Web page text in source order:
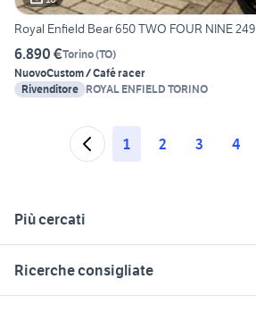
Royal Enfield Bear 650 TWO FOUR NINE 249
6.890 €Torino(TO)
NuovoCustom / Café racer
Rivenditore ROYAL ENFIELD TORINO
1 2 3 4
Più cercati
Ricerche consigliate